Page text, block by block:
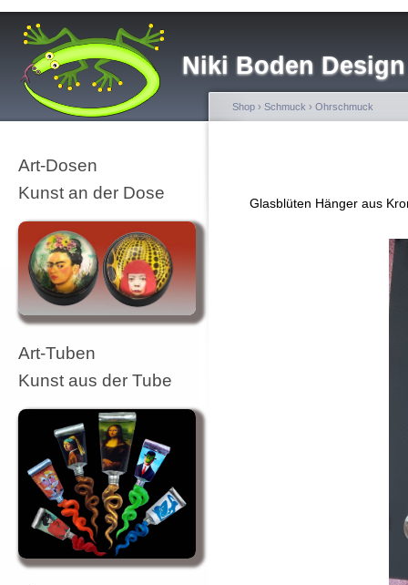
Niki Boden Design
Art-Dosen
Kunst an der Dose
Art-Tuben
Kunst aus der Tube
Shop › Schmuck › Ohrschmuck
Glasblüten Hänger aus